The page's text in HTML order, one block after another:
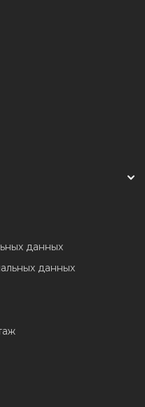
данных
данных